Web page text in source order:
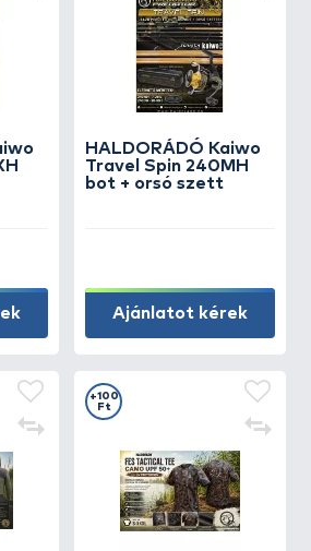
HALDORÁDÓ Kaiwo
Travel Spin 240MH
bot + orsó szett
Ajánlatot kérek
+100
Ft